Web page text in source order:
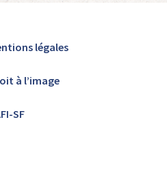
légales
à l’image
SF